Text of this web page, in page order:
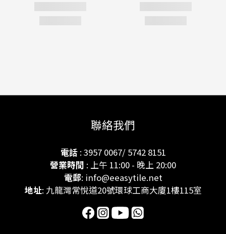
聯絡我們
電話: 3957 0067/ 5742 8151
營業時間 : 上午 11:00 - 晚上 20:00
電郵: info@eeasytile.net
地址: 九龍灣常悅道20號環球工商大廈1樓115室